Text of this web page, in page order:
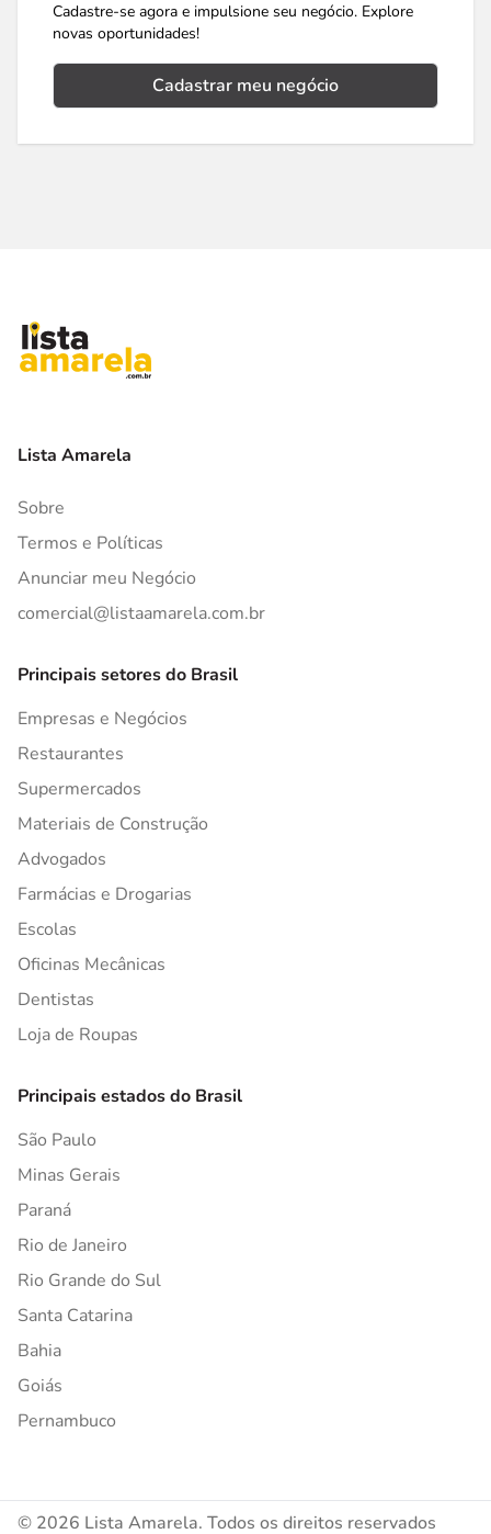
Cadastre-se agora e impulsione seu negócio. Explore
novas oportunidades!
Cadastrar meu negócio
Lista Amarela
Sobre
Termos e Políticas
Anunciar meu Negócio
comercial@listaamarela.com.br
Principais setores do Brasil
Empresas e Negócios
Restaurantes
Supermercados
Materiais de Construção
Advogados
Farmácias e Drogarias
Escolas
Oficinas Mecânicas
Dentistas
Loja de Roupas
Principais estados do Brasil
São Paulo
Minas Gerais
Paraná
Rio de Janeiro
Rio Grande do Sul
Santa Catarina
Bahia
Goiás
Pernambuco
© 2026 Lista Amarela. Todos os direitos reservados